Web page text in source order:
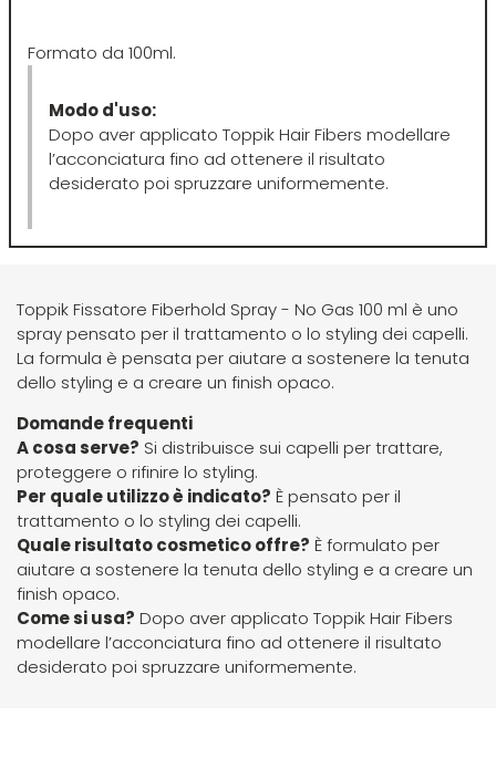
FARMACA INTERNATIONAL
Farmagan
FarmaVita
Floid
Four Reasons
GAMMAPIÙ
ghd
Giusy Hold
GOLDWELL
Hair Tech
Invisibobble
JOICO
JRL
Jvone Milano
Kativa
Kélite
Kemon
Kemon Actyva
Formato da 100ml.
Modo d'uso:
Dopo aver applicato Toppik Hair Fibers modellare
l’acconciatura fino ad ottenere il risultato
desiderato poi spruzzare uniformemente.
Toppik Fissatore Fiberhold Spray - No Gas 100 ml è uno
spray pensato per il trattamento o lo styling dei capelli.
La formula è pensata per aiutare a sostenere la tenuta
dello styling e a creare un finish opaco.
Domande frequenti
A cosa serve? Si distribuisce sui capelli per trattare,
proteggere o rifinire lo styling.
Per quale utilizzo è indicato? È pensato per il
trattamento o lo styling dei capelli.
Quale risultato cosmetico offre? È formulato per
aiutare a sostenere la tenuta dello styling e a creare un
finish opaco.
Come si usa? Dopo aver applicato Toppik Hair Fibers
modellare l’acconciatura fino ad ottenere il risultato
desiderato poi spruzzare uniformemente.